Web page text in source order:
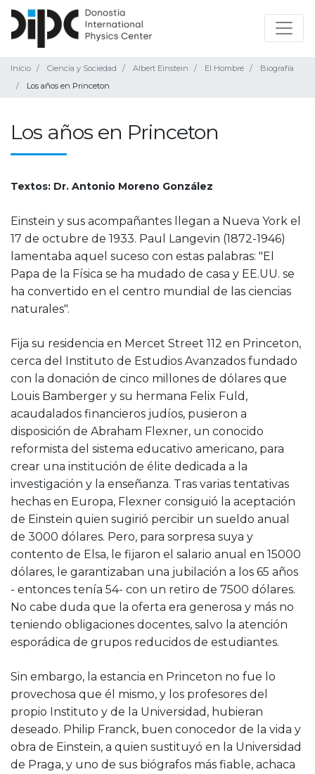
Inicio Ciencia y Sociedad Albert Einstein El Hombre
Biografía
Los años en Princeton
Los años en Princeton
Textos: Dr. Antonio Moreno González
Einstein y sus acompañantes llegan a Nueva York el
17 de octubre de 1933. Paul Langevin (1872-1946)
lamentaba aquel suceso con estas palabras: "El
Papa de la Física se ha mudado de casa y EE.UU. se
ha convertido en el centro mundial de las ciencias
naturales".
Fija su residencia en Mercet Street 112 en Princeton,
cerca del Instituto de Estudios Avanzados fundado
con la donación de cinco millones de dólares que
Louis Bamberger y su hermana Felix Fuld,
acaudalados financieros judíos, pusieron a
disposición de Abraham Flexner, un conocido
reformista del sistema educativo americano, para
crear una institución de élite dedicada a la
investigación y la enseñanza. Tras varias tentativas
hechas en Europa, Flexner consiguió la aceptación
de Einstein quien sugirió percibir un sueldo anual
de 3000 dólares. Pero, para sorpresa suya y
contento de Elsa, le fijaron el salario anual en 15000
dólares, le garantizaban una jubilación a los 65 años
- entonces tenía 54- con un retiro de 7500 dólares.
No cabe duda que la oferta era generosa y más no
teniendo obligaciones docentes, salvo la atención
esporádica de grupos reducidos de estudiantes.
Sin embargo, la estancia en Princeton no fue lo
provechosa que él mismo, y los profesores del
propio Instituto y de la Universidad, hubieran
deseado. Philip Franck, buen conocedor de la vida y
obra de Einstein, a quien sustituyó en la Universidad
de Praga, y uno de sus biógrafos más fiable, achaca